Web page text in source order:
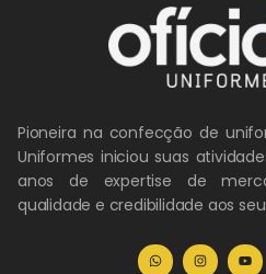
Pioneira na confecção de
Uniformes iniciou suas
anos de expertise de
qualidade e credibilidade aos